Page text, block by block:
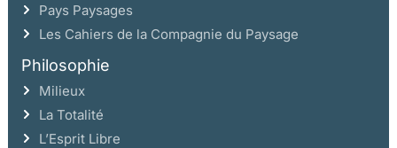
Pays Paysages
Les Cahiers de la Compagnie du Paysage
Philosophie
Milieux
La Totalité
L’Esprit Libre